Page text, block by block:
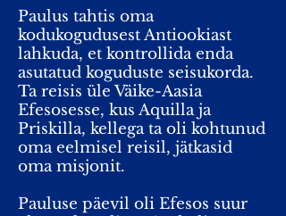
Paulus tahtis oma
kodukogudusest Antiookiast
lahkuda, et kontrollida enda
asutatud koguduste seisukorda.
Ta reisis üle Väike-Aasia
Efesosesse, kus Aquilla ja
Priskilla, kellega ta oli kohtunud
oma eelmisel reisil, jätkasid
oma misjonit.
Pauluse päevil oli Efesos suur